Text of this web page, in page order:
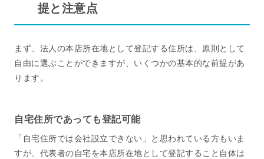
提と注意点
まず、法人の本店所在地として登記する住所は、原則として
自由に選ぶことができますが、いくつかの基本的な前提があ
ります。
自宅住所であっても登記可能
「自宅住所では会社設立できない」と思われている方もいま
すが、代表者の自宅を本店所在地として登記すること自体は